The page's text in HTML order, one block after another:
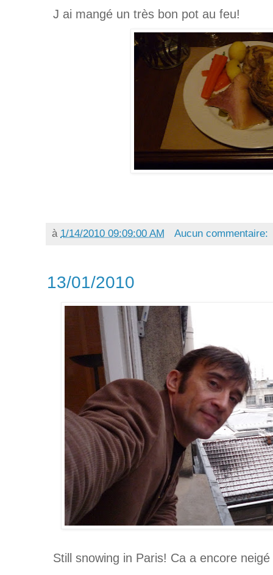
J ai mangé un très bon pot au feu!
à 1/14/2010 09:09:00 AM Aucun commentaire:
13/01/2010
Still snowing in Paris! Ca a encore